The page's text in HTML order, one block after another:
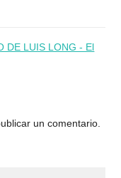
DE LUIS LONG - El
un comentario.